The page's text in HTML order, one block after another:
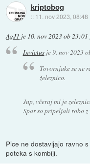
kriptobog
:: 11. nov 2023, 08:48
AgJ1 je 10. nov 2023 ob 23:01
Invictusje9. nov 2023
Tovornjake se ne
železnico.
Jup, včeraj mi je
Spar so pripeljali robo z
Pice ne dostavljajo ravno
poteka s kombiji.